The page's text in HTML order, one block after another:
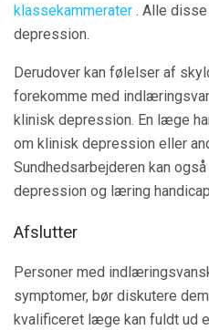
klassekammerater . Alle
depression.
Derudover kan følelser af
forekomme med
klinisk depression. En læge
om klinisk depression eller
Sundhedsarbejderen kan
depression og læring
Afslutter
Personer med
symptomer, bør diskutere
kvalificeret læge kan fuldt ud